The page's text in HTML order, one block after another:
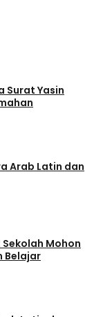
Surat Yasin
Arab Latin dan
Mohon
Belajar